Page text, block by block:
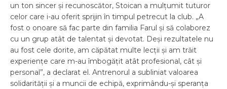
un ton sincer și recunoscător, Stoican a mulțumit tuturor
celor care i-au oferit sprijin în timpul petrecut la club. „A
fost o onoare să fac parte din familia Farul și să colaborez
cu un grup atât de talentat și devotat. Deși rezultatele nu
au fost cele dorite, am căpătat multe lecții și am trăit
experiențe care m-au îmbogățit atât profesional, cât și
personal”, a declarat el. Antrenorul a subliniat valoarea
solidarității și a muncii de echipă, exprimându-și speranța